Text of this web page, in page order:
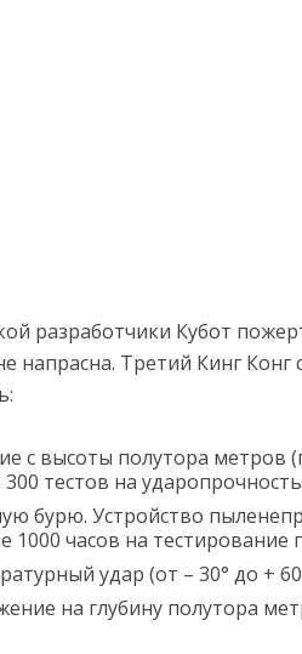
разработчики Кубот
напрасна. Третий Кинг
с высоты полутора метров
тестов на
бурю. Устройство
1000 часов на тестирование
удар (от – 30° до +
на глубину полутора